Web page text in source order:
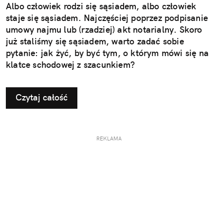
Albo człowiek rodzi się sąsiadem, albo człowiek
staje się sąsiadem. Najczęściej poprzez podpisanie
umowy najmu lub (rzadziej) akt notarialny. Skoro
już staliśmy się sąsiadem, warto zadać sobie
pytanie: jak żyć, by być tym, o którym mówi się na
klatce schodowej z szacunkiem?
Czytaj całość
REKLAMA